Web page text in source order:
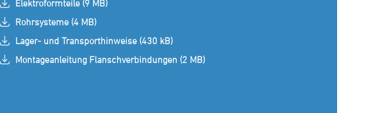
Elektroformteile (9 MB)
Rohrsysteme (4 MB)
Lager- und Transporthinweise (430 kB)
Montageanleitung Flanschverbindungen (2 MB)